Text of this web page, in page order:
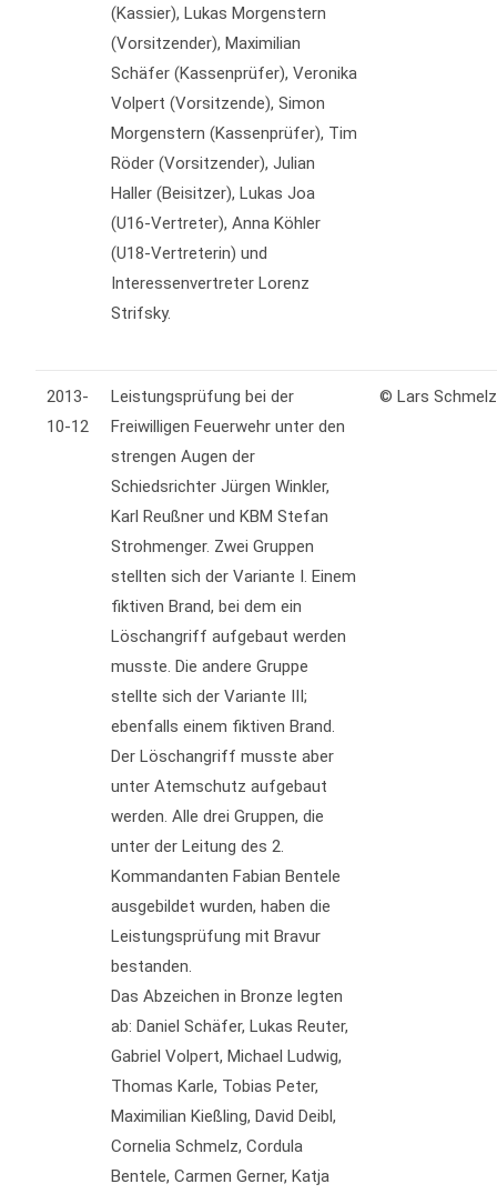
(Kassier), Lukas Morgenstern
(Vorsitzender), Maximilian
Schäfer (Kassenprüfer), Veronika
Volpert (Vorsitzende), Simon
Morgenstern (Kassenprüfer), Tim
Röder (Vorsitzender), Julian
Haller (Beisitzer), Lukas Joa
(U16-Vertreter), Anna Köhler
(U18-Vertreterin) und
Interessenvertreter Lorenz
Strifsky.
2013-
10-12
Leistungsprüfung bei der
Freiwilligen Feuerwehr unter den
strengen Augen der
Schiedsrichter Jürgen Winkler,
Karl Reußner und KBM Stefan
Strohmenger. Zwei Gruppen
stellten sich der Variante I. Einem
fiktiven Brand, bei dem ein
Löschangriff aufgebaut werden
musste. Die andere Gruppe
stellte sich der Variante III;
ebenfalls einem fiktiven Brand.
Der Löschangriff musste aber
unter Atemschutz aufgebaut
werden. Alle drei Gruppen, die
unter der Leitung des 2.
Kommandanten Fabian Bentele
ausgebildet wurden, haben die
Leistungsprüfung mit Bravur
bestanden.
Das Abzeichen in Bronze legten
ab: Daniel Schäfer, Lukas Reuter,
Gabriel Volpert, Michael Ludwig,
Thomas Karle, Tobias Peter,
Maximilian Kießling, David Deibl,
Cornelia Schmelz, Cordula
Bentele, Carmen Gerner, Katja
© Lars